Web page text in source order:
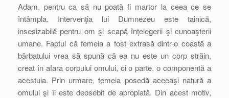
Adam, pentru ca să nu poată fi martor la ceea ce se
întâmpla. Intervenţia lui Dumnezeu este tainică,
insesizabilă pentru om şi scapă înţelegerii şi cunoaşterii
umane. Faptul că femeia a fost extrasă dintr-o coastă a
bărbatului vrea să spună că ea nu este un corp străin,
creat în afara corpului omului, ci o parte, o componentă a
acestuia. Prin urmare, femeia posedă aceeaşi natură a
omului şi îi este deosebit de apropiată. Din acest motiv,